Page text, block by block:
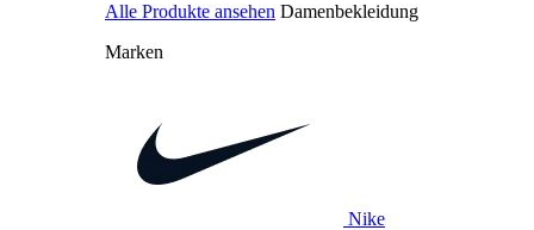
Alle Produkte ansehen Damenbekleidung
Marken
Nike